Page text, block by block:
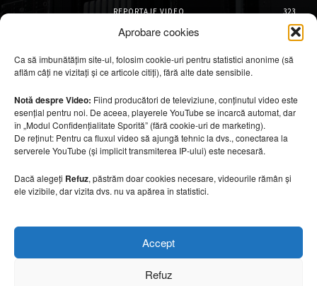
Aprobare cookies
Ca să îmbunătățim site-ul, folosim cookie-uri pentru statistici anonime (să
aflăm câți ne vizitați și ce articole citiți), fără alte date sensibile.
Notă despre Video: Fiind producători de televiziune, conținutul video este
esențial pentru noi. De aceea, playerele YouTube se încarcă automat, dar
în „Modul Confidențialitate Sporită” (fără cookie-uri de marketing).
De reținut: Pentru ca fluxul video să ajungă tehnic la dvs., conectarea la
serverele YouTube (și implicit transmiterea IP-ului) este necesară.
Dacă alegeți Refuz, păstrăm doar cookies necesare, videourile rămân și
ele vizibile, dar vizita dvs. nu va apărea în statistici.
Accept
Refuz
REPORTAJE VIDEO
323
AMENAJĂRI INTERIOARE
127
DESIGN INTERIOR
64
ARHITECTURĂ & DESIGN
OPINII & ANALIZE
43
Articole recomandate
Băi spectaculoase inspirate din centrele spa
Mobilier rezistent la soare și temperaturi
10 august 2026